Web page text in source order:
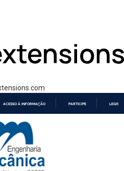
PARA
CONTEÚDO
ACESSO À INFORMAÇÃO PARTICIPE